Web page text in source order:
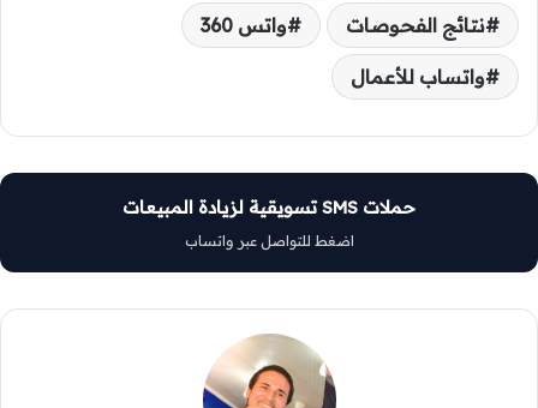
نتائج الفحوصات واتس 360
واتساب للأعمال
حملات SMS تسويقية لزيادة المبيعات
اضغط للتواصل عبر واتساب